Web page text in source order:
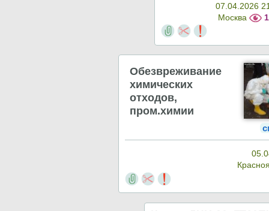
07.04.2026
Москва
Обезвреживание
химических
отходов,
пром.химии